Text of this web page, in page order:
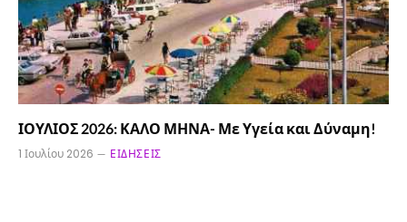
ΙΟΥΛΙΟΣ 2026: ΚΑΛΟ ΜΗΝΑ- Με Υγεία και Δύναμη!
1 Ιουλίου 2026 ΕΙΔΉΣΕΙΣ